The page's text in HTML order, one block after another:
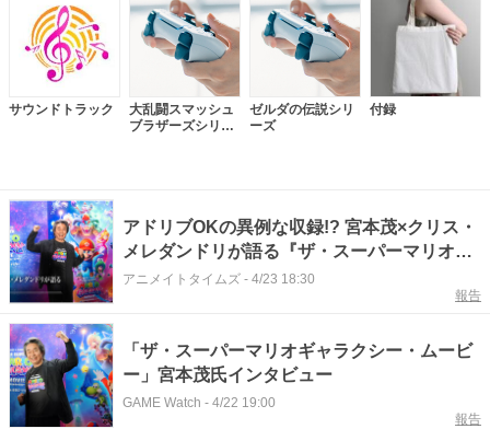
サウンドトラック
大乱闘スマッシュ
ブラザーズシリー
ゼルダの伝説シリ
ーズ
付録
アドリブOKの異例な収録!? 宮本茂×クリス・
メレダンドリが語る『ザ・スーパーマリオギ
ャラクシー・ムービー』の制作裏舞台
アニメイトタイムズ - 4/23 18:30
報告
「ザ・スーパーマリオギャラクシー・ムービ
ー」宮本茂氏インタビュー
GAME Watch - 4/22 19:00
報告